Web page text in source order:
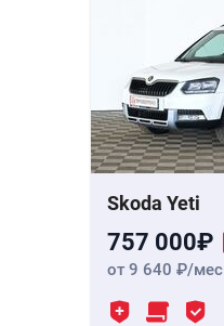
Skoda Yeti
757 000
от 9 640 /мес